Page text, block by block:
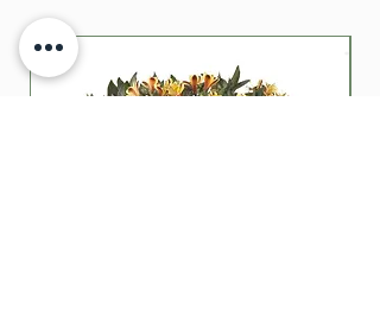
in de tuin op ca. 25 cm van elkaar.
Zaai buiten in rijen op 25 cm
afstand van elkaar. Zaaidiepte:
0,5‑1 cm. Dun de kiemplanten uit